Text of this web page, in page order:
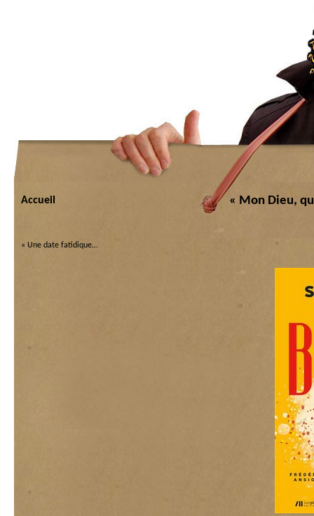
Accueil « Mon Dieu,
« Une date fatidique…